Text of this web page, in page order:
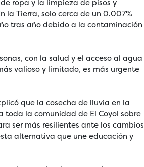
ropa y la limpieza de pisos y
la Tierra, solo cerca de un 0.007%
tras año debido a la contaminación
con la salud y el acceso al agua
valioso y limitado, es más urgente
que la cosecha de lluvia en la
toda la comunidad de El Coyol sobre
ser más resilientes ante los cambios
alternativa que une educación y